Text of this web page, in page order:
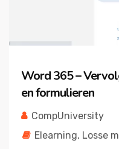
Word 365 –
en formulieren
CompUniversity
Elearning, Losse